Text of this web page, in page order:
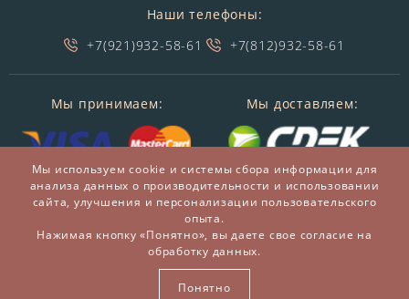
Наши телефоны:
+7(921)932-58-61
+7(812)932-58-61
Мы принимаем: Мы доставляем:
© 2014-2026 БронзаМания -Интернет-магазин
подарков и сувениров из бронзы
ВСЕ ПРАВА ЗАЩИЩЕНЫ BRONZAMANIA.RU®
Мы используем cookie и системы сбора информации для
анализа данных о производительности и использовании
сайта, улучшения и персонализации пользовательского
опыта.
Нажимая кнопку «Понятно», вы даете свое согласие на
обработку данных.
Понятно